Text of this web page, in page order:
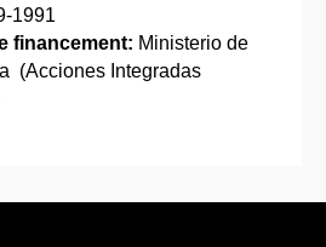
1991
financement: Ministerio de
(Acciones Integradas